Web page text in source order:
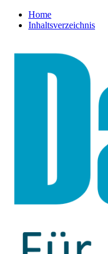
Home
Inhaltsverzeichnis